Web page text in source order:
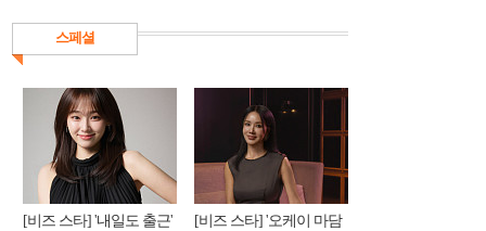
스페셜
[비즈 스타] '내일도 출근'
[비즈 스타] '오케이 마담